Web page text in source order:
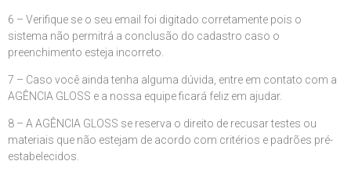
6 – Verifique se o seu email foi digitado corretamente pois o
sistema não permitrá a conclusão do cadastro caso o
preenchimento esteja incorreto.
7 – Caso você ainda tenha alguma dúvida, entre em contato com a
AGÊNCIA GLOSS e a nossa equipe ficará feliz em ajudar.
8 – A AGÊNCIA GLOSS se reserva o direito de recusar testes ou
materiais que não estejam de acordo com critérios e padrões pré-
estabelecidos.